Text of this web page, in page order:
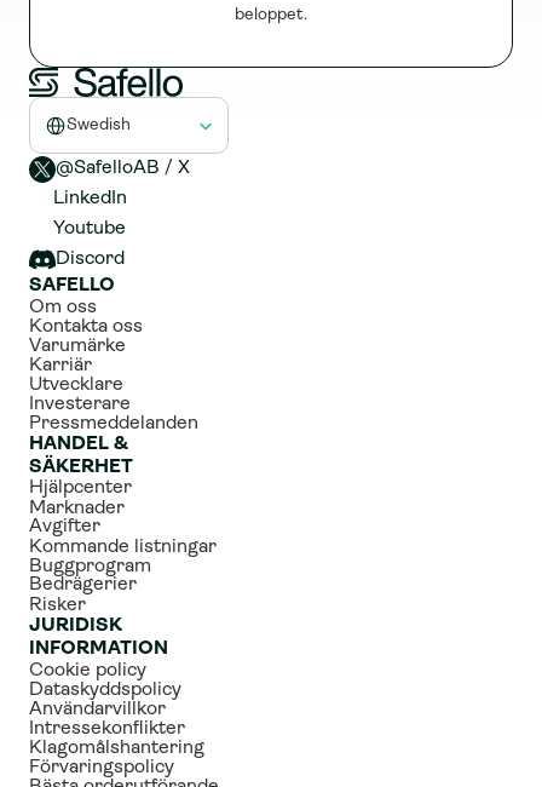
beloppet.
Select Language
Swedish
@SafelloAB / X
LinkedIn
Youtube
Discord
SAFELLO
Om oss
Kontakta oss
Varumärke
Karriär
Utvecklare
Investerare
Pressmeddelanden
HANDEL &
SÄKERHET
Hjälpcenter
Marknader
Avgifter
Kommande listningar
Buggprogram
Bedrägerier
Risker
JURIDISK
INFORMATION
Cookie policy
Dataskyddspolicy
Användarvillkor
Intressekonflikter
Klagomålshantering
Förvaringspolicy